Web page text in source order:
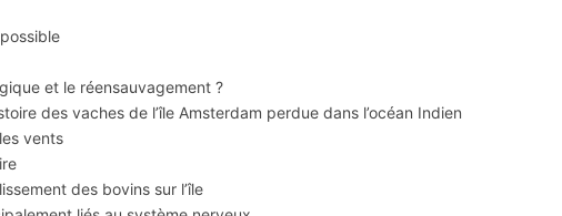
et le réensauvagement ?
des vaches de l’île Amsterdam perdue dans l’océan Indien
vents
des bovins sur l’île